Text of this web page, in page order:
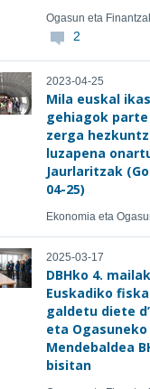
Ogasun eta
2
2023-04-25
Mila euskal
gehiagok
zerga
luzapena
Jaurlaritzak
04-25)
Ekonomia eta
2025-03-17
DBHko 4.
Euskadiko
galdetu diete
eta
Mendebaldea
bisitan